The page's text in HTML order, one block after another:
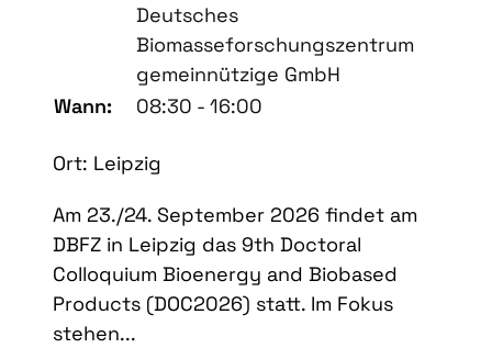
Deutsches
Biomasseforschungszentrum
gemeinnützige GmbH
Wann:
08:30 - 16:00
Ort: Leipzig
Am 23./24. September 2026 findet am
DBFZ in Leipzig das 9th Doctoral
Colloquium Bioenergy and Biobased
Products (DOC2026) statt. Im Fokus
stehen...